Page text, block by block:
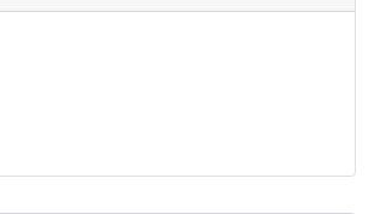
bija noderīga?